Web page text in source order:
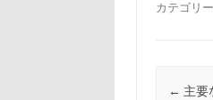
カテゴリ
投稿ナ
← 主要